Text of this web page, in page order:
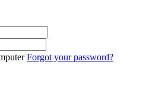
Forgot your password?